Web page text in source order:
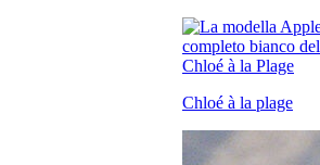
Chloé à la plage